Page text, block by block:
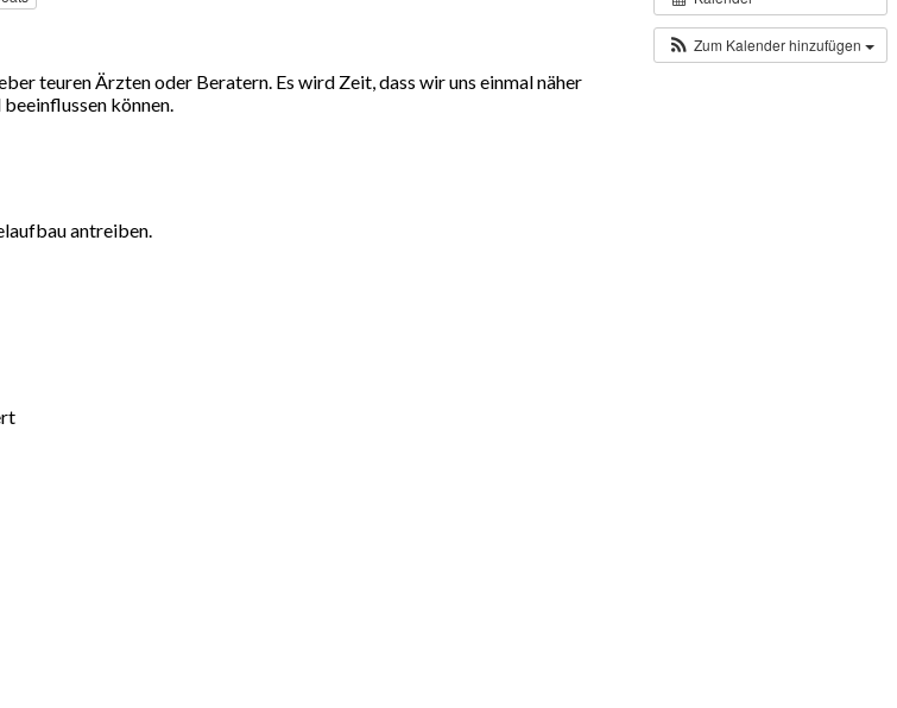
Zum Kalender hinzufügen
teuren Ärzten oder Beratern. Es wird Zeit, dass wir uns einmal näher
können.
antreiben.